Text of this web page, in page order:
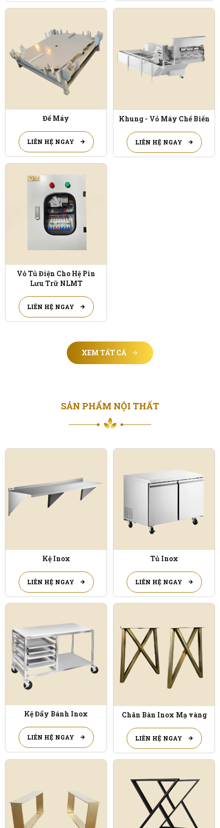
Đế Máy
LIÊN HỆ NGAY
Khung - Vỏ Máy Chế Biến
LIÊN HỆ NGAY
Vỏ Tủ Điện Cho Hệ Pin
Lưu Trữ NLMT
LIÊN HỆ NGAY
XEM TẤT CẢ
SẢN PHẨM NỘI THẤT
Kệ Inox
LIÊN HỆ NGAY
Tủ Inox
LIÊN HỆ NGAY
Kệ Đẩy Bánh Inox
LIÊN HỆ NGAY
Chân Bàn Inox Mạ vàng
LIÊN HỆ NGAY